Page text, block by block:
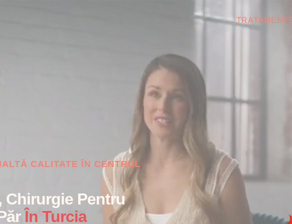
CALITATE ÎN CENTRUL
Chirurgie Pentru
În Turcia